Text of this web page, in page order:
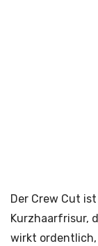
Der Crew Cut
Kurzhaarfrisur,
wirkt